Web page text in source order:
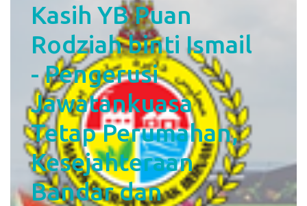
Kasih YB Puan
Rodziah binti Ismail
- Pengerusi
Jawatankuasa
Tetap Perumahan,
Kesejahteraan
Bandar dan